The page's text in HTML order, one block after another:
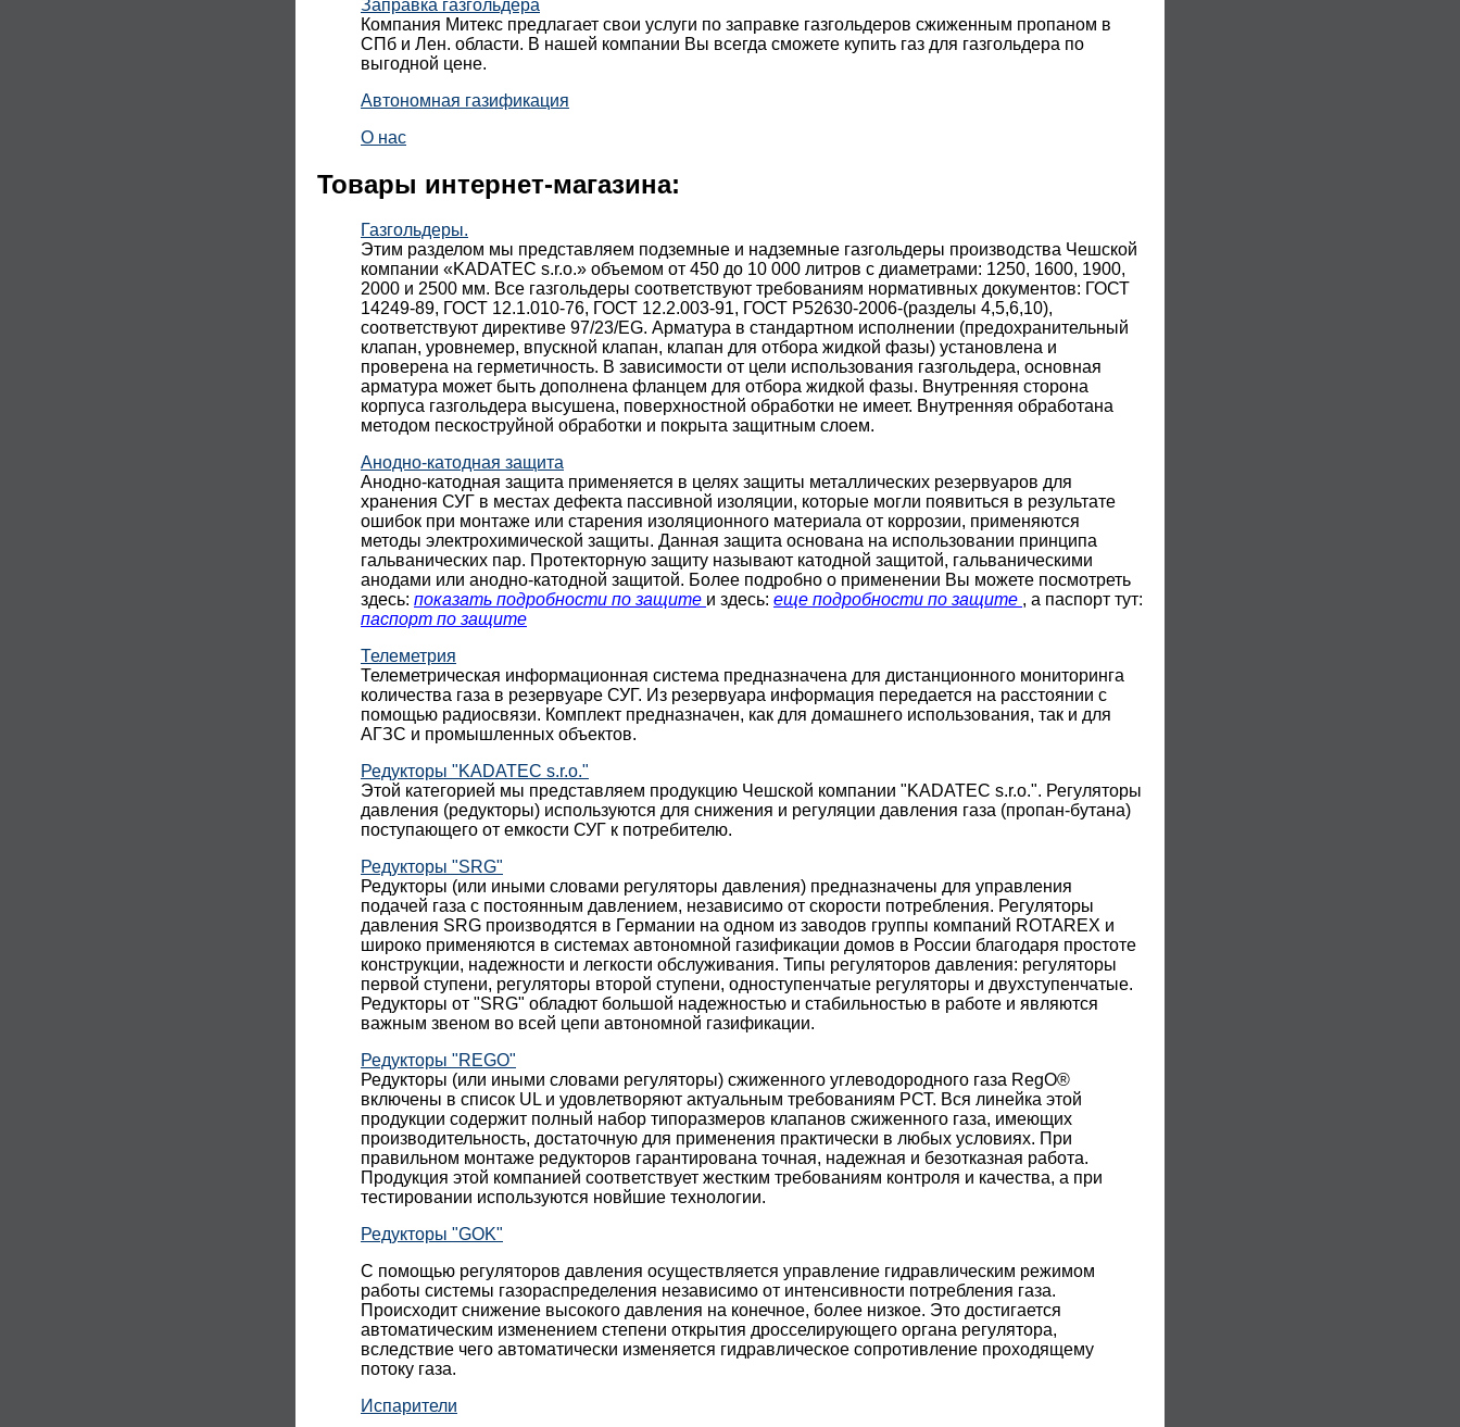
Заправка газгольдера
Компания Митекс предлагает свои услуги по заправке газгольдеров сжиженным пропаном в
СПб и Лен. области. В нашей компании Вы всегда сможете купить газ для газгольдера по
выгодной цене.
Автономная газификация
О нас
Товары интернет-магазина:
Газгольдеры.
Этим разделом мы представляем подземные и надземные газгольдеры производства Чешской
компании «KADATEC s.r.o.» объемом от 450 до 10 000 литров с диаметрами: 1250, 1600, 1900,
2000 и 2500 мм. Все газгольдеры соответствуют требованиям нормативных документов: ГОСТ
14249-89, ГОСТ 12.1.010-76, ГОСТ 12.2.003-91, ГОСТ Р52630-2006-(разделы 4,5,6,10),
соответствуют директиве 97/23/EG. Арматура в стандартном исполнении (предохранительный
клапан, уровнемер, впускной клапан, клапан для отбора жидкой фазы) установлена и
проверена на герметичность. В зависимости от цели использования газгольдера, основная
арматура может быть дополнена фланцем для отбора жидкой фазы. Внутренняя сторона
корпуса газгольдера высушена, поверхностной обработки не имеет. Внутренняя обработана
методом пескоструйной обработки и покрыта защитным слоем.
Анодно-катодная защита
Анодно-катодная защита применяется в целях защиты металлических резервуаров для
хранения СУГ в местах дефекта пассивной изоляции, которые могли появиться в результате
ошибок при монтаже или старения изоляционного материала от коррозии, применяются
методы электрохимической защиты. Данная защита основана на использовании принципа
гальванических пар. Протекторную защиту называют катодной защитой, гальваническими
анодами или анодно-катодной защитой. Более подробно о применении Вы можете посмотреть
здесь: показать подробности по защите и здесь: еще подробности по защите , а паспорт тут:
паспорт по защите
Телеметрия
Телеметрическая информационная система предназначена для дистанционного мониторинга
количества газа в резервуаре СУГ. Из резервуара информация передается на расстоянии с
помощью радиосвязи. Комплект предназначен, как для домашнего использования, так и для
АГЗС и промышленных объектов.
Редукторы "KADATEC s.r.o."
Этой категорией мы представляем продукцию Чешской компании "KADATEC s.r.o.". Регуляторы
давления (редукторы) используются для снижения и регуляции давления газа (пропан-бутана)
поступающего от емкости СУГ к потребителю.
Редукторы "SRG"
Редукторы (или иными словами регуляторы давления) предназначены для управления
подачей газа с постоянным давлением, независимо от скорости потребления. Регуляторы
давления SRG производятся в Германии на одном из заводов группы компаний ROTAREX и
широко применяются в системах автономной газификации домов в России благодаря простоте
конструкции, надежности и легкости обслуживания. Типы регуляторов давления: регуляторы
первой ступени, регуляторы второй ступени, одноступенчатые регуляторы и двухступенчатые.
Редукторы от "SRG" обладют большой надежностью и стабильностью в работе и являются
важным звеном во всей цепи автономной газификации.
Редукторы "REGO"
Редукторы (или иными словами регуляторы) сжиженного углеводородного газа RegO®
включены в список UL и удовлетворяют актуальным требованиям РСТ. Вся линейка этой
продукции содержит полный набор типоразмеров клапанов сжиженного газа, имеющих
производительность, достаточную для применения практически в любых условиях. При
правильном монтаже редукторов гарантирована точная, надежная и безотказная работа.
Продукция этой компанией соответствует жестким требованиям контроля и качества, а при
тестировании используются новйшие технологии.
Редукторы "GOK"
С помощью регуляторов давления осуществляется управление гидравлическим режимом
работы системы газораспределения независимо от интенсивности потребления газа.
Происходит снижение высокого давления на конечное, более низкое. Это достигается
автоматическим изменением степени открытия дросселирующего органа регулятора,
вследствие чего автоматически изменяется гидравлическое сопротивление проходящему
потоку газа.
Испарители